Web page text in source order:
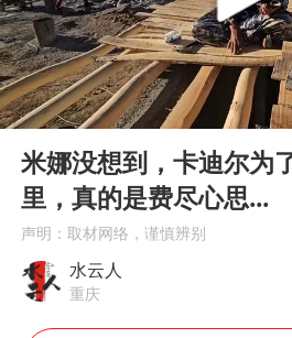
男子结婚8
“空调24小
“不建议大
谁是宇树科
公司“上四
Play
00:00
米娜没想到，卡迪尔为
里，真的是费尽心思...
声明：取材网络，谨慎辨别
水云人
重庆